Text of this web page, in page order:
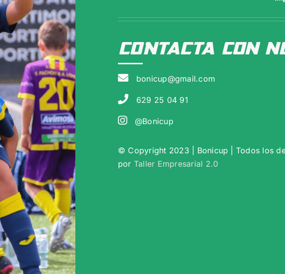
CONTaCTA con
bonicup@gmail.com
629 25 04 91
@Bonicup
© Copyright 2023 | Bonicup | Todos los
por Taller Empresarial 2.0